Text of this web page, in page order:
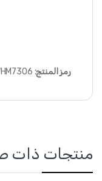
رمز المنتج:
منتجات ذات